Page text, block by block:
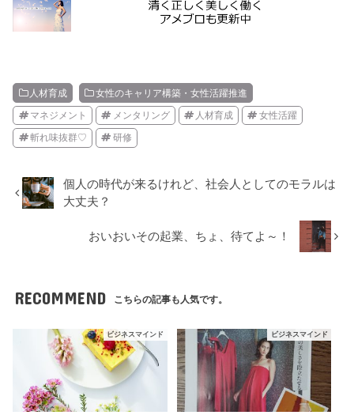
人材育成 女性のキャリア構築・女性活躍推進
マネジメント メンタリング 人材育成 女性活躍
斬れ味抜群♡ 研修
個人の時代が来るけれど、社会人としてのモラルは
大丈夫？
おいおいその起業、ちょ、待てよ～！
RECOMMEND こちらの記事も人気です。
ビジネスマインド ビジネスマインド